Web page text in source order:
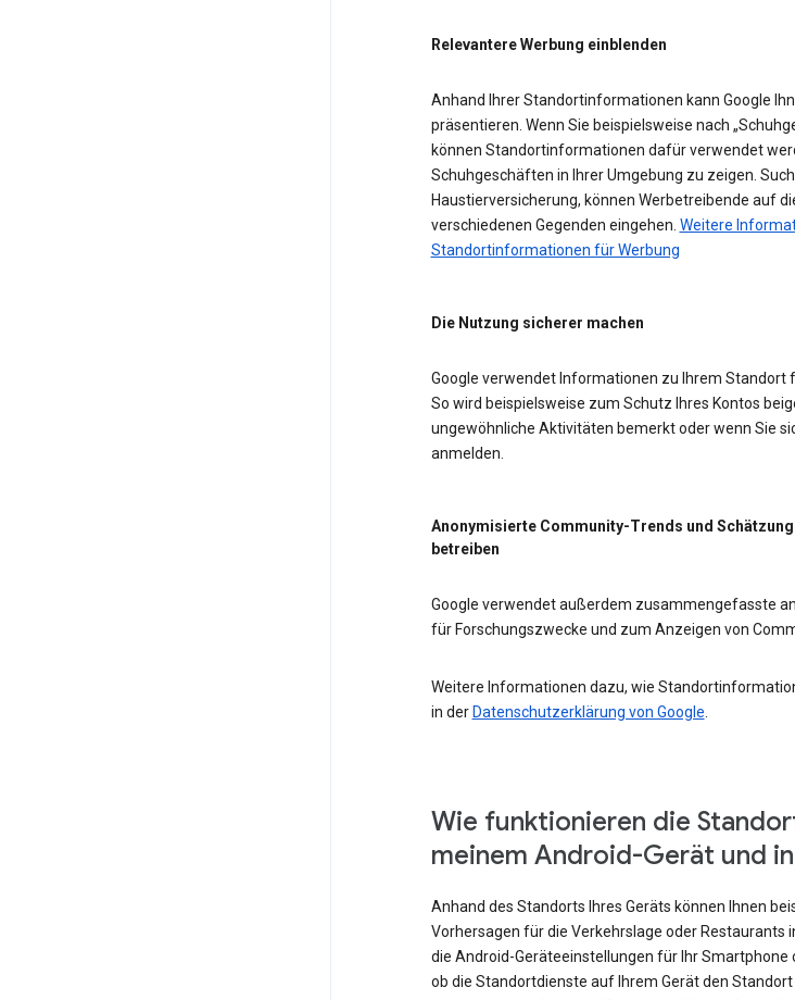
Relevantere Werbung einblenden
Anhand Ihrer Standortinformationen kann Google
präsentieren. Wenn Sie beispielsweise nach
können Standortinformationen dafür verwendet
Schuhgeschäften in Ihrer Umgebung zu zeigen.
Haustierversicherung, können Werbetreibende auf
verschiedenen Gegenden eingehen. Weitere
Standortinformationen für Werbung
Die Nutzung sicherer machen
Google verwendet Informationen zu Ihrem Standort
So wird beispielsweise zum Schutz Ihres Kontos
ungewöhnliche Aktivitäten bemerkt oder wenn Sie
anmelden.
Anonymisierte Community-Trends und
betreiben
Google verwendet außerdem zusammengefasste
für Forschungszwecke und zum Anzeigen von
Weitere Informationen dazu, wie
in der Datenschutzerklärung von Google
Wie funktionieren die
meinem Android-Gerät und
Anhand des Standorts Ihres Geräts können Ihnen
Vorhersagen für die Verkehrslage oder Restaurants
die Android-Geräteeinstellungen für Ihr Smartphone
ob die Standortdienste auf Ihrem Gerät den